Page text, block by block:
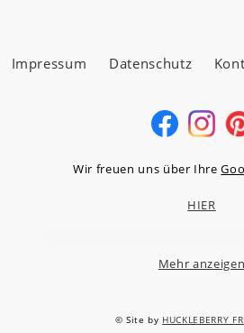
Impressum Datenschutz
Wir freuen uns über Ihre
HIER
Niederstedter Weg 13A – 17,
Mehr anzeigen
© Site by HUCKLEBERRY